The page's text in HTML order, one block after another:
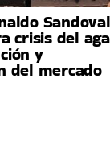
crisis del
y
del mercado